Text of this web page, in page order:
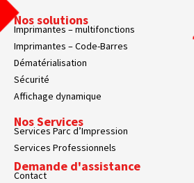
Nos solutions
Imprimantes – multifonctions
Imprimantes – Code-Barres
Dématérialisation
Sécurité
Affichage dynamique
Nos Services
Services Parc d’Impression
Services Professionnels
Demande d'assistance
Contact